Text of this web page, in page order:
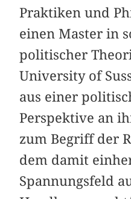
Praktiken und
einen Master in
politischer
University of
aus einer
Perspektive an
zum Begriff der
dem damit
Spannungsfeld